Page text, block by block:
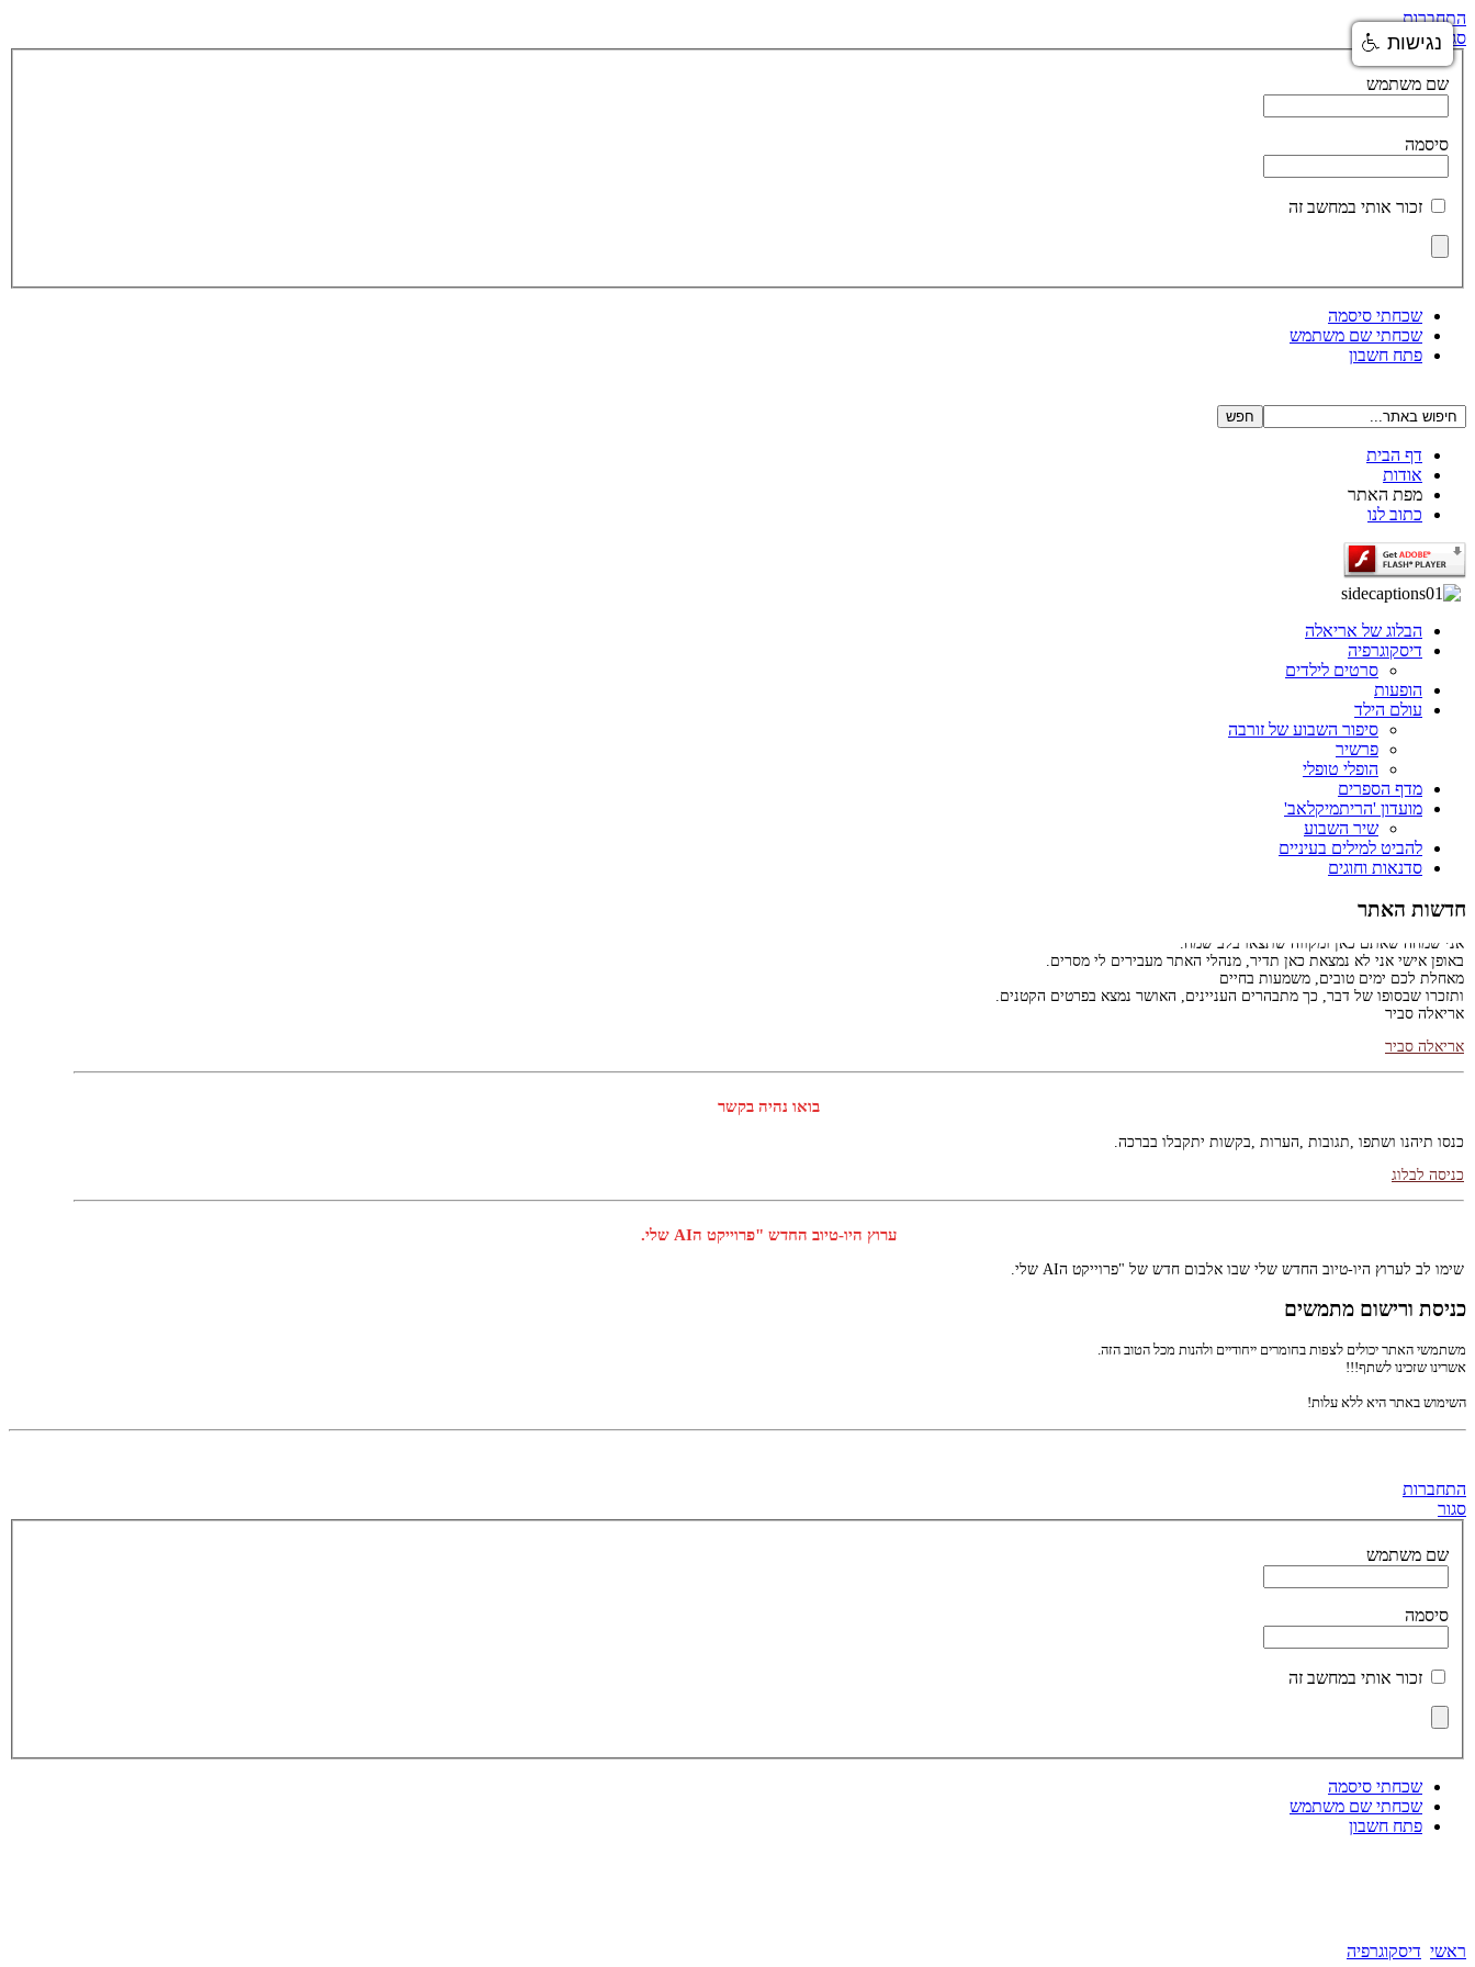
התחברות
סגור
שם משתמש
סיסמה
זכור אותי במחשב זה
שכחתי סיסמה
שכחתי שם משתמש
פתח חשבון
דף הבית
אודות
מפת האתר
כתוב לנו
הבלוג של אריאלה
דיסקוגרפיה
סרטים לילדים
הופעות
עולם הילד
סיפור השבוע של זורבה
פרשיר
הופלי טופלי
מדף הספרים
מועדון 'הריתמיקלאב'
שיר השבוע
להביט למילים בעיניים
סדנאות וחוגים
חדשות האתר
ברוכים הבאים לאתר שלי.
באופן אישי אני לא נמצאת כאן תדיר, מנהלי האתר מעבירים לי מסרים.
מאחלת לכם ימים טובים, משמעות בחיים
ותזכרו שבסופו של דבר, כך מתבהרים העניינים, האושר נמצא בפרטים הקטנים.
אריאלה סביר
שירים חדשים שלי באיכויות שעוד לא הכרתם.
ערוץ היו-טיוב החדש שלי
ליצירת קשר 0525052366
ברוכים הבאים לאתר הרשמי של אריאלה סביר.
ברוכים הבאים לאתר שלי.
מאחלת לכם ימים טובים, משמעות בחיים
ותזכרו שבסופו של דבר, כך מתבהרים העניינים, האושר נמצא בפרטים הקטנים.
אריאלה סביר
אריאלה סביר
כניסה לבלוג
כניסת ורישום מתמשים
משתמשי האתר יכולים לצפות בחומרים ייחודיים ולהנות מכל הטוב הזה.
אשרינו שזכינו לשתף!!!
השימוש באתר היא ללא עלות!
התחברות
סגור
שם משתמש
סיסמה
זכור אותי במחשב זה
שכחתי סיסמה
שכחתי שם משתמש
פתח חשבון
ראשי דיסקוגרפיה
נגישות